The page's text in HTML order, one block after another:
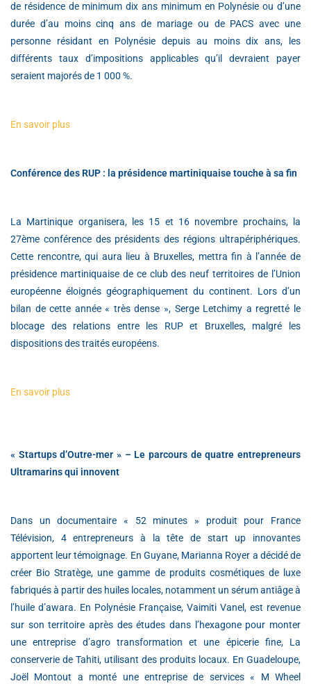
de résidence de minimum dix ans minimum en Polynésie ou d’une
durée d’au moins cinq ans de mariage ou de PACS avec une
personne résidant en Polynésie depuis au moins dix ans, les
différents taux d’impositions applicables qu’il devraient payer
seraient majorés de 1 000 %.
En savoir plus
Conférence des RUP : la présidence martiniquaise touche à sa fin
La Martinique organisera, les 15 et 16 novembre prochains, la
27ème conférence des présidents des régions ultrapériphériques.
Cette rencontre, qui aura lieu à Bruxelles, mettra fin à l’année de
présidence martiniquaise de ce club des neuf territoires de l’Union
européenne éloignés géographiquement du continent. Lors d’un
bilan de cette année « très dense », Serge Letchimy a regretté le
blocage des relations entre les RUP et Bruxelles, malgré les
dispositions des traités européens.
En savoir plus
« Startups d’Outre-mer » – Le parcours de quatre entrepreneurs
Ultramarins qui innovent
Dans un documentaire « 52 minutes » produit pour France
Télévision, 4 entrepreneurs à la tête de start up innovantes
apportent leur témoignage. En Guyane, Marianna Royer a décidé de
créer Bio Stratège, une gamme de produits cosmétiques de luxe
fabriqués à partir des huiles locales, notamment un sérum antiâge à
l’huile d’awara. En Polynésie Française, Vaimiti Vanel, est revenue
sur son territoire après des études dans l’hexagone pour monter
une entreprise d’agro transformation et une épicerie fine, La
conserverie de Tahiti, utilisant des produits locaux. En Guadeloupe,
Joël Montout a monté une entreprise de services « M Wheel